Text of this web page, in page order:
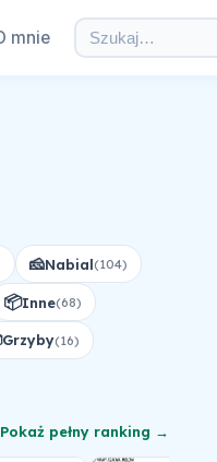
mnie
🧀Nabial(104)
📦Inne(68)
Grzyby(16)
Pokaż pełny ranking →